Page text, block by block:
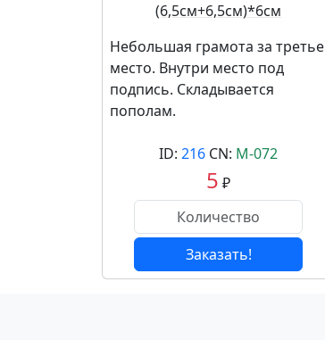
(6,5см+6,5см)*6см
Небольшая грамота за третье
место. Внутри место под
подпись. Складывается
пополам.
ID: 216 CN: М-072
5 ₽
Заказать!